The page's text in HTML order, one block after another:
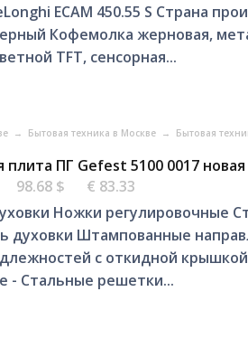
ECAM 450.55 S Страна
Кофемолка жерновая,
TFT, сенсорная...
→ Бытовая техника в Москве → Бытовая
плита ПГ Gefest 5100 0017
98.68 $
€ 83.33
Ножки регулировочные
духовки Штампованные
с откидной
- Стальные решетки...